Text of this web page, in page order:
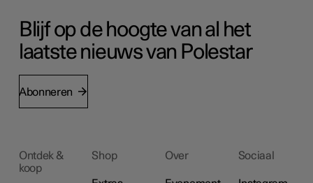
Blijf op de hoogte van al het
laatste nieuws van Polestar
Abonneren
Ontdek &
koop
Shop Over Sociaal